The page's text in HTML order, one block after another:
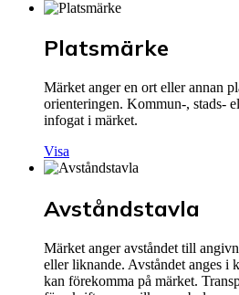
Platsmärke
Märket anger en ort eller annan
orienteringen. Kommun-, stads-
infogat i märket.
Visa
Avståndstavla
Märket anger avståndet till
eller liknande. Avståndet anges i
kan förekomma på märket.